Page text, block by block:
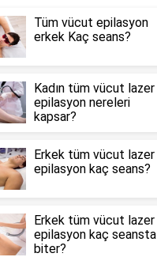
Tüm vücut epilasyon
erkek Kaç seans?
Kadın tüm vücut lazer
epilasyon nereleri
kapsar?
Erkek tüm vücut lazer
epilasyon kaç seans?
Erkek tüm vücut lazer
epilasyon kaç seansta
biter?